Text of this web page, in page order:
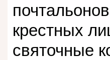
крестных
святочные